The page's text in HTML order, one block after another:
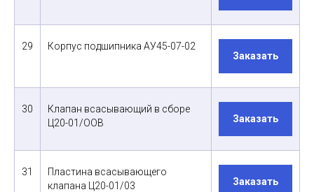
29
Корпус подшипника АУ45-07-02
Заказать
30
Клапан всасывающий в сборе
Ц20-01/ООВ
Заказать
31
Пластина всасывающего
клапана Ц20-01/03
Заказать